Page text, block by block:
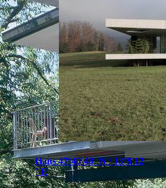
Haus 47°40´48´´N / 13°8´12
´´E